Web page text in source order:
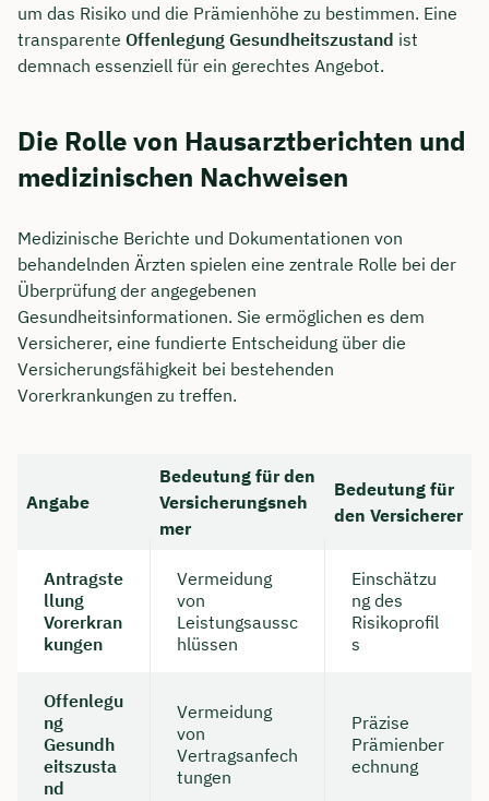
um das Risiko und die Prämienhöhe zu bestimmen. Eine
transparente Offenlegung Gesundheitszustand ist
demnach essenziell für ein gerechtes Angebot.
Die Rolle von Hausarztberichten und
medizinischen Nachweisen
Medizinische Berichte und Dokumentationen von
behandelnden Ärzten spielen eine zentrale Rolle bei der
Überprüfung der angegebenen
Gesundheitsinformationen. Sie ermöglichen es dem
Versicherer, eine fundierte Entscheidung über die
Versicherungsfähigkeit bei bestehenden
Vorerkrankungen zu treffen.
Angabe
Bedeutung für den
Versicherungsneh
mer
Bedeutung für
den Versicherer
Antragste
llung
Vorerkran
kungen
Vermeidung
von
Leistungsaussc
hlüssen
Einschätzu
ng des
Risikoprofil
s
Offenlegu
ng
Gesundh
eitszusta
nd
Vermeidung
von
Vertragsanfech
tungen
Präzise
Prämienber
echnung